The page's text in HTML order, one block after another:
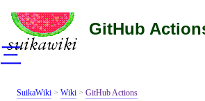
GitHub
SuikaWiki > Wiki > GitHub Actions
三